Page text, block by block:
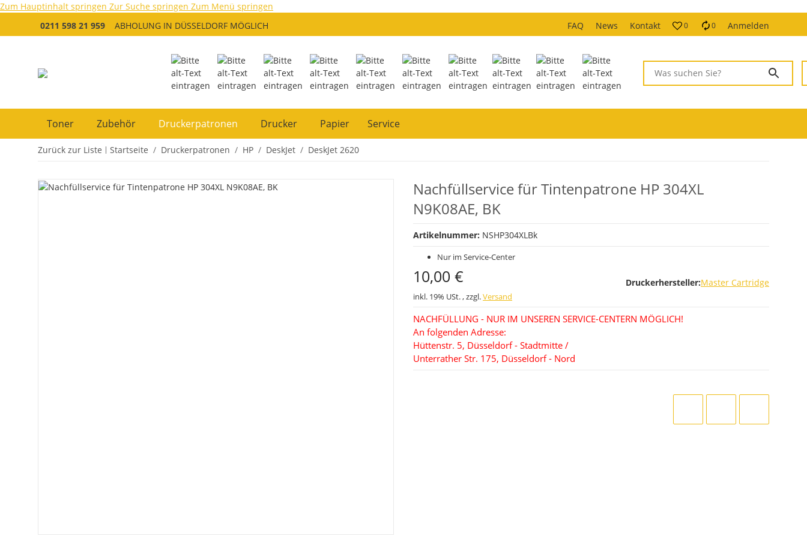
Zum Hauptinhalt springen Zur Suche springen Zum Menü springen
0211 598 21 959
ABHOLUNG IN DÜSSELDORF MÖGLICH FAQ News Kontakt 0 0 Anmelden
Toner Zubehör Druckerpatronen Drucker Papier Service
Zurück zur Liste Startseite Druckerpatronen HP DeskJet DeskJet 2620
Nachfüllservice für Tintenpatrone HP 304XL
N9K08AE, BK
Artikelnummer: NSHP304XLBk
Nur im Service-Center
10,00 €
inkl. 19% USt. , zzgl.Versand
Druckerhersteller:Master Cartridge
NACHFÜLLUNG - NUR IM UNSEREN SERVICE-CENTERN MÖGLICH!
An folgenden Adresse:
Hüttenstr. 5, Düsseldorf - Stadtmitte /
Unterrather Str. 175, Düsseldorf - Nord